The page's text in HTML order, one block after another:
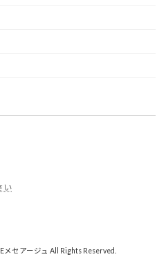
い
セアージュ All Rights Reserved.